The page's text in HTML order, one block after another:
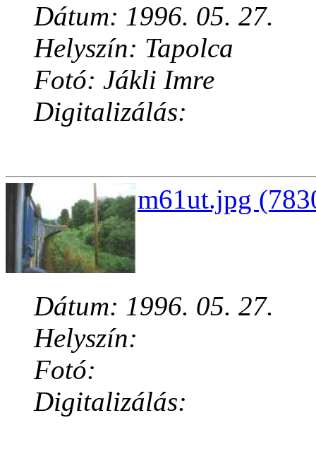
Dátum: 1996. 05. 27.
Helyszín: Tapolca
Fotó: Jákli Imre
Digitalizálás:
m61ut.jpg
Dátum: 1996. 05. 27.
Helyszín:
Fotó:
Digitalizálás: